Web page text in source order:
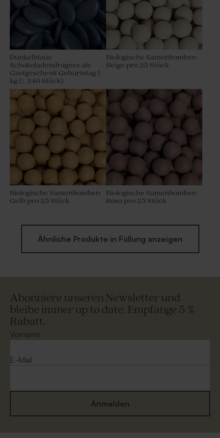
Dunkelblaue
Schokoladendragees als
Gastgeschenk Geburtstag 1
kg (± 240 Stück)
Biologische Samenbomben
Beige pro 25 Stück
Biologische Samenbomben
Gelb pro 25 Stück
Biologische Samenbomben
Rosa pro 25 Stück
Ähnliche Produkte in Füllung anzeigen
Abonniere unseren Newsletter und
bleibe immer up to date. Empfange 5 %
Rabatt.
Vorname
E-Mail
Anmelden